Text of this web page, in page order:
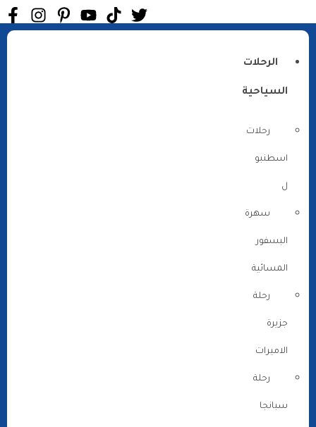
الرحلات
السياحية
رحلات
اسطنبو
ل
سهرة
البسفور
المسائية
رحلة
جزيرة
الاميرات
رحلة
سبانجا